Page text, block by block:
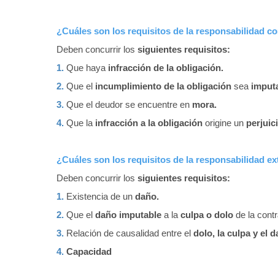
¿Cuáles son los requisitos de la responsabilidad
Deben concurrir los siguientes requisitos:
1. Que haya infracción de la obligación.
2. Que el incumplimiento de la obligación sea
3. Que el deudor se encuentre en mora.
4. Que la infracción a la obligación origine un
¿Cuáles son los requisitos de la responsabilidad
Deben concurrir los siguientes requisitos:
1. Existencia de un daño.
2. Que el daño imputable a la culpa o dolo de la
3. Relación de causalidad entre el dolo, la culpa y el
4. Capacidad